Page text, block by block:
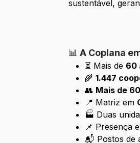
sustentável,
📊 A Coplana
⏳ Mais de 60
🌾1.447
👥 Mais de
📍 Matriz em
🏭 Duas
📌 Presença
📬 Postos de